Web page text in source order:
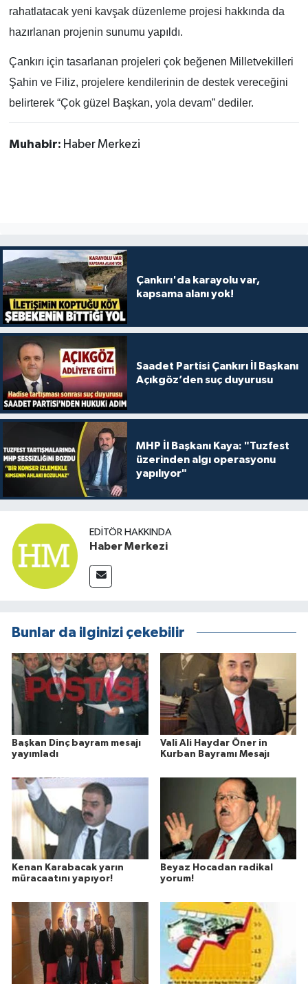
rahatlatacak yeni kavşak düzenleme projesi hakkında da
hazırlanan projenin sunumu yapıldı.
Çankırı için tasarlanan projeleri çok beğenen Milletvekilleri
Şahin ve Filiz, projelere kendilerinin de destek vereceğini
belirterek “Çok güzel Başkan, yola devam” dediler.
Muhabir: Haber Merkezi
Çankırı'da karayolu var,
kapsama alanı yok!
Saadet Partisi Çankırı İl Başkanı
Açıkgöz’den suç duyurusu
MHP İl Başkanı Kaya: "Tuzfest
üzerinden algı operasyonu
yapılıyor"
EDITÖR HAKKINDA
Haber Merkezi
Bunlar da ilginizi çekebilir
Başkan Dinç bayram mesajı
yayımladı
Vali Ali Haydar Öner in
Kurban Bayramı Mesajı
Kenan Karabacak yarın
müracaatını yapıyor!
Beyaz Hocadan radikal
yorum!